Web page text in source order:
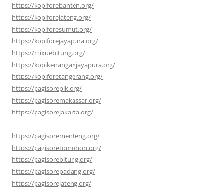
https://kopiforebanten.org/
https://kopiforejateng.org/
https://kopiforesumut.org/
https://kopiforejayapura.org/
https://mixuebitung.org/
https://kopikenanganjayapura.org/
https://kopiforetangerang.org/
https://pagisorepik.org/
https://pagisoremakassar.org/
https://pagisorejakarta.org/
https://pagisorementeng.org/
https://pagisoretomohon.org/
https://pagisorebitung.org/
https://pagisorepadang.org/
https://pagisorejateng.org/